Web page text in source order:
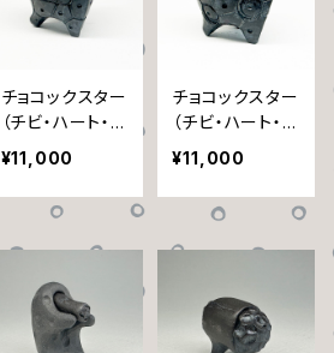
チョコックスター
（チビ・ハート・ボ
ロノイ）
¥11,000
チョコックスター
（チビ・ハート・丸
線）
¥11,000